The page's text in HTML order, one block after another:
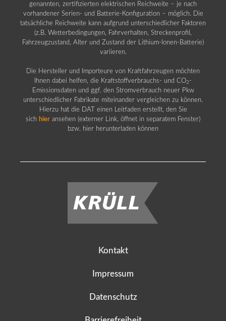
genannten, zertifizierten elektrischen Reichweite – je nach
vorhandener Serien- und Batterie-Konfiguration – möglich. Die
tatsächliche Reichweite kann aufgrund unterschiedlicher Faktoren
(z.B. Wetterbedingungen, Fahrverhalten, Streckenprofil,
Fahrzeugzustand, Alter und Zustand der Lithium-Ionen-Batterie)
variieren.
Die Hersteller und Importeure von Kraftfahrzeugen möchten
Ihnen dabei helfen, die Kraftstoffverbrauchs- und CO2 -
Emissionsdaten und ggf. den Stromverbrauch neuer Pkw
unterschiedlicher Fabrikate miteinander vergleichen zu können.
Hierzu hat die DAT einen Leitfaden erstellt, den Sie
sich hier ansehen (externer Link, öffnet in separatem Fenster)
bzw. hier herunterladen können
Kontakt
Impressum
Datenschutz